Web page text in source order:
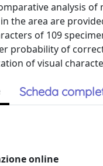
analysis
the area are
of 109
probability of
of visual
Scheda
online